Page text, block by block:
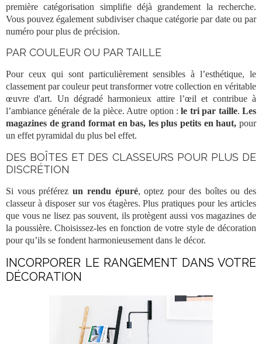
première catégorisation simplifie déjà grandement la recherche.
Vous pouvez également subdiviser chaque catégorie par dateou par
numéro pour plus de précision.
PAR COULEUR OU PAR TAILLE
Pour ceux qui sont particulièrement sensibles à l’esthétique, le
classement par couleur peut transformer votre collection en véritable
œuvre d'art. Un dégradé harmonieux attire l’œil et contribue à
l’ambiance générale de la pièce. Autre option :le tri par taille.Les
magazines de grand format en bas, les plus petits en haut, pour
un effet pyramidal du plus bel effet.
DES BOÎTES ET DES CLASSEURS POUR PLUS DE
DISCRÉTION
Si vous préférezun rendu épuré, optez pour des boîtesou des
classeurà disposer sur vos étagères. Plus pratiques pour les articles
que vous ne lisez pas souvent, ils protègent aussi vos magazines de
la poussière. Choisissez-les en fonction de votre style de décoration
pour qu’ils se fondent harmonieusement dans le décor.
INCORPORER LE RANGEMENT DANS VOTRE
DÉCORATION